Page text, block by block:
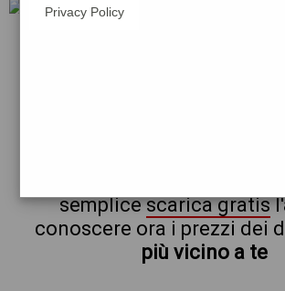
semplicescarica gratis
conoscere ora i prezzi dei
più vicino a te
Privacy Policy